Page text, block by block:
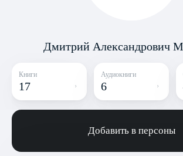
Дмитрий Александрович
Книги
17
Аудиокниги
6
Добавить в персоны